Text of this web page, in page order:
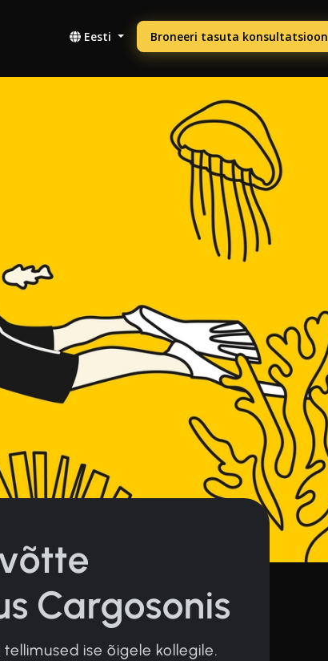
Eesti Broneeri tasuta konsultatsioon
Cargosonis
ise õigele kollegile.